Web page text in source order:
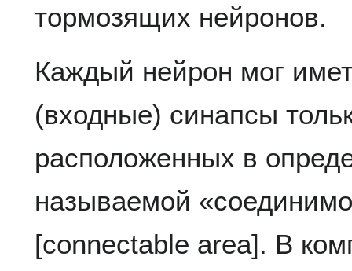
тормозящих нейронов.
Каждый нейрон мог
(входные) синапсы
расположенных в
называемой
[connectable area]. В